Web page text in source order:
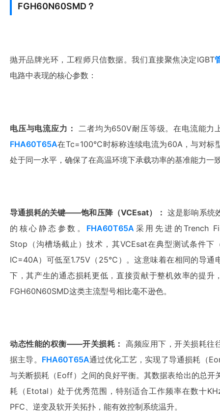
FGH60N60SMD？
抛开品牌光环，工程师只信数据。我们直接聚焦决定IGBT
电路中表现的核心参数：
电压与电流应力：
二者均为650V耐压等级。在电流能力
FHA60T65A在Tc=100℃时标称连续电流为60A，与对标
处于同一水平，确保了在高温环境下承载功率的基准能力一
导通损耗的关键——饱和压降（VCEsat）： 这是影响系统
的核心静态参数。 FHA60T65A 采用先进的Trench
Stop（沟槽场截止）技术，其VCEsat在典型测试条件下
IC=40A）可低至1.75V（25℃）。这意味着在相同的导通
下，其产生的通态损耗更低，直接贡献于整机效率的提升
FGH60N60SMD这类主流型号相比毫不逊色。
动态性能的权衡——开关损耗： 高频应用下，开关损耗往
据主导。 FHA60T65A通过优化工艺，实现了导通损耗（
与关断损耗（Eoff）之间的良好平衡。其数据表给出的总开
耗（Etotal）处于优秀范围，特别适合工作频率在数十
PFC、逆变及软开关拓扑，能有效控制系统温升。